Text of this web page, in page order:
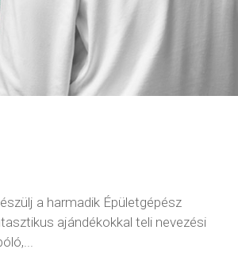
a harmadik Épületgépész
ajándékokkal teli nevezési